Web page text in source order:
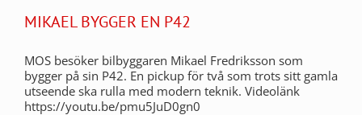
MIKAEL BYGGER EN P42
MOS besöker bilbyggaren Mikael Fredriksson som
bygger på sin P42. En pickup för två som trots sitt gamla
utseende ska rulla med modern teknik. Videolänk
https://youtu.be/pmu5JuD0gn0